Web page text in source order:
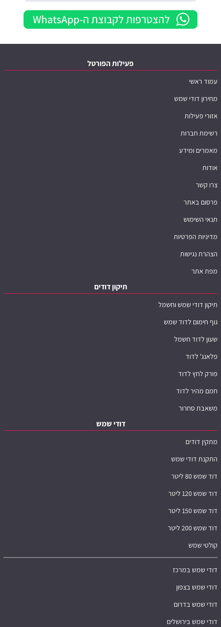
פעילות הפורטל
עמוד ראשי
מחירון דודי שמש
אזורי פעילות
רשימת חברות
מאמרים ומידע
אודות
צרו קשר
פרסום באתר
תנאי השימוש
מדיניות הפרטיות
הצהרת נגישות
מפת אתר
תיקון דודים
תיקון דודי שמש וחשמל
גוף חימום לדוד שמש
שעון לדוד חשמל
פלאנג' לדוד
פורק לחץ לדוד
חמם מהיר לדוד
משאבת סחרור
דודי שמש
מתקין דודים
התקנת דודי שמש
דוד שמש 80 ליטר
דוד שמש 120 ליטר
דוד שמש 150 ליטר
דוד שמש 200 ליטר
קולטי שמש
דודי שמש במרכז
דודי שמש בצפון
דודי שמש בדרום
דודי שמש בירושלים